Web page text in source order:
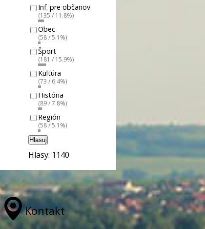
Inf. pre občanov
(135 / 11.8%)
Obec
(58 / 5.1%)
Šport
(181 / 15.9%)
Kultúra
(73 / 6.4%)
História
(89 / 7.8%)
Región
(58 / 5.1%)
Hlasuj
Hlasy: 1140
Kontakt